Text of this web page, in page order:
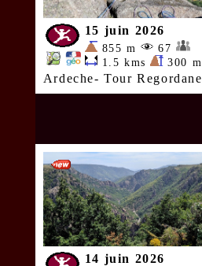
15 juin 2026
855 m
67
1.5 kms
300 m
Ardeche- Tour Regordane
14 juin 2026